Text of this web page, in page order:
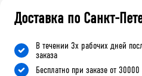
Доставка по Санкт-
В течении 3х рабочих дней
заказа
Бесплатно при заказе от